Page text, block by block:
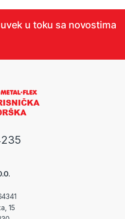
u toku sa novostima
15